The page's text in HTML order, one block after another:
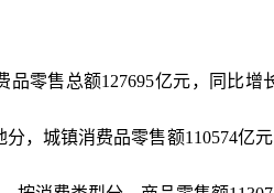
零售总额127695亿元，同比增
分，城镇消费品零售额110574亿